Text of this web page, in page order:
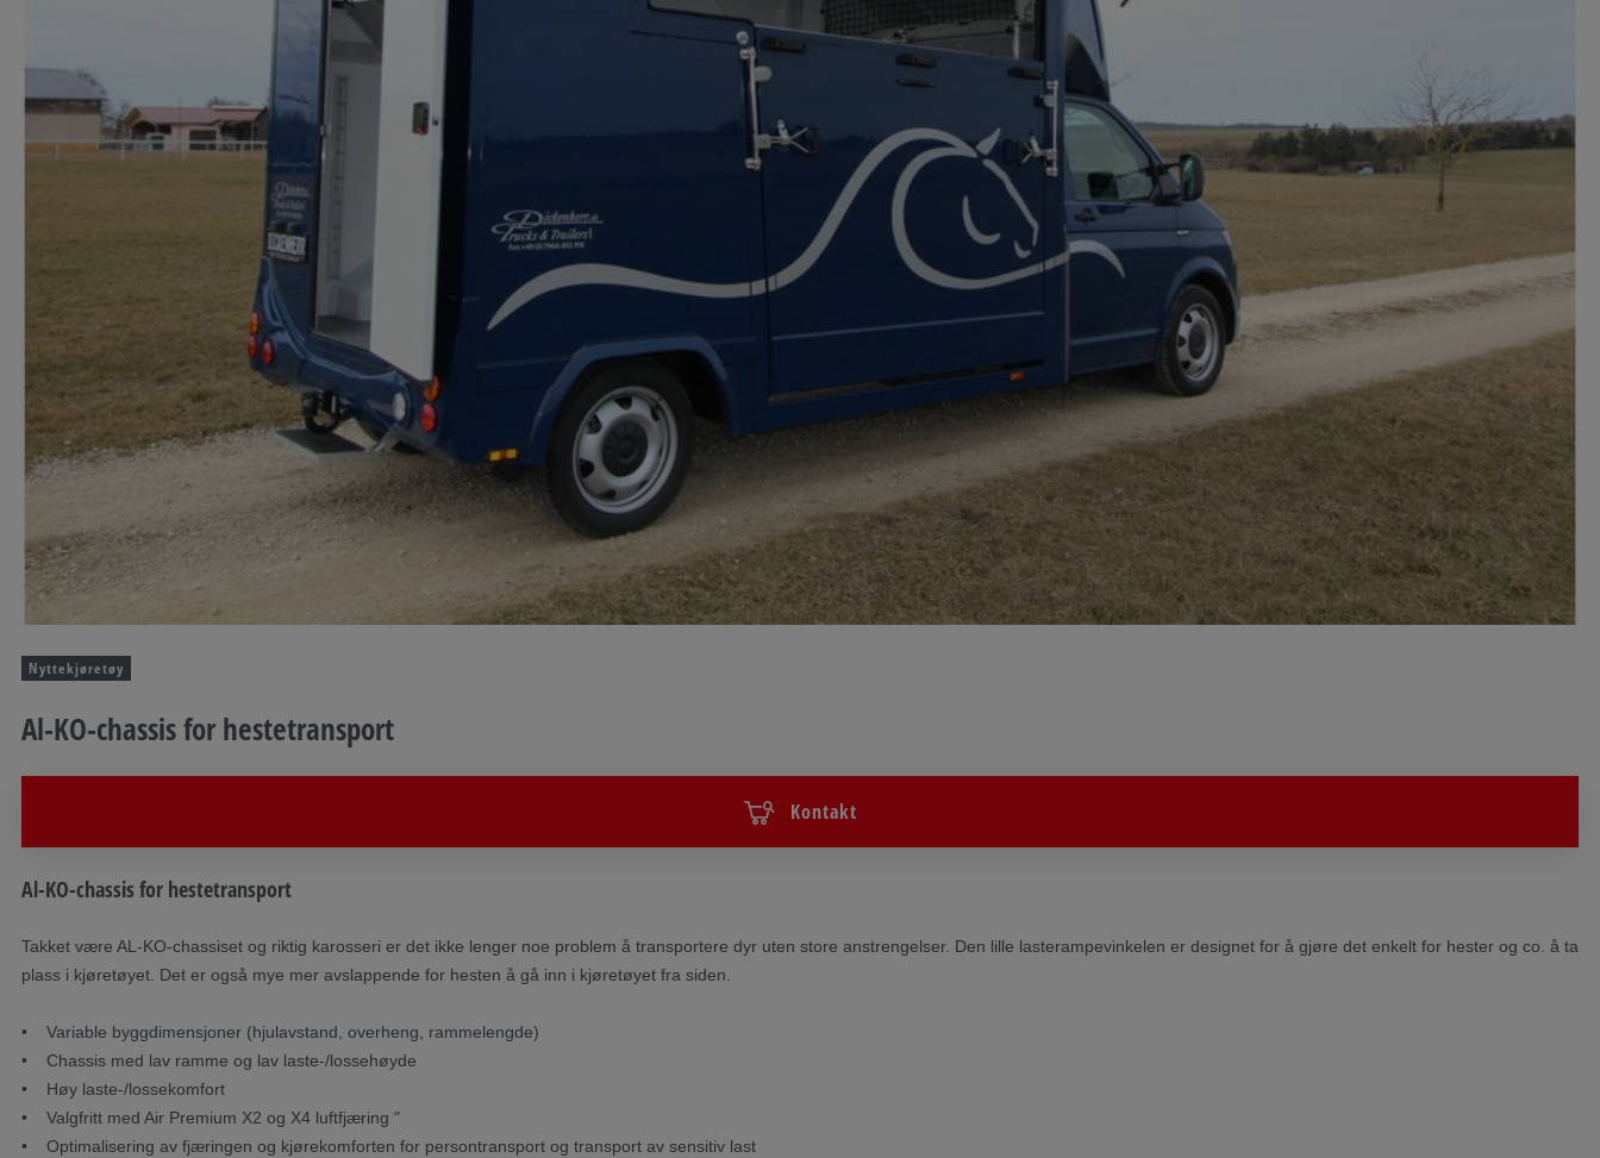
Nyttekjøretøy
Al-KO-chassis for hestetransport
Kontakt
Al-KO-chassis for hestetransport
Takket være AL-KO-chassiset og riktig karosseri er det ikke lenger noe problem å transportere dyr uten store anstrengelser. Den lille lasterampevinkelen er designet for å gjøre det enkelt for hester og co. å ta
plass i kjøretøyet. Det er også mye mer avslappende for hesten å gå inn i kjøretøyet fra siden.
• Variable byggdimensjoner (hjulavstand, overheng, rammelengde)
• Chassis med lav ramme og lav laste-/lossehøyde
• Høy laste-/lossekomfort
• Valgfritt med Air Premium X2 og X4 luftfjæring "
• Optimalisering av fjæringen og kjørekomforten for persontransport og transport av sensitiv last